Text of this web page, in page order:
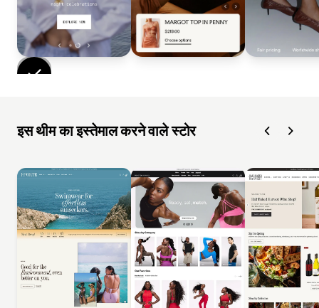
इस थीम का इस्तेमाल करने वाले स्टोर